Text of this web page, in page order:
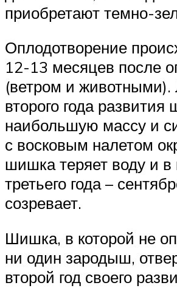
приобретают темно-
Оплодотворение
12-13 месяцев после
(ветром и животными).
второго года
наибольшую массу и
с восковым налетом
шишка теряет воду и в
третьего года –
созревает.
Шишка, в которой не
ни один зародыш,
второй год своего